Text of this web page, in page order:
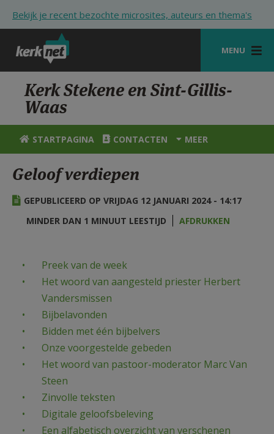
Bekijk je recent bezochte microsites, auteurs en thema's
MENU
STARTPAGINA
KERK
VIERINGEN
ZOEKEN
MIJN PAROCHIE
AANMELDEN OF REGISTREREN
Kerk Stekene en Sint-Gillis-
Waas
STARTPAGINA CONTACTEN MEER
Geloof verdiepen
GEPUBLICEERD OP VRIJDAG 12 JANUARI 2024 - 14:17
MINDER DAN 1 MINUUT LEESTIJD
AFDRUKKEN
Preek van de week
Het woord van aangesteld priester Herbert
Vandersmissen
Bijbelavonden
Bidden met één bijbelvers
Onze voorgestelde gebeden
Het woord van pastoor-moderator Marc Van
Steen
Zinvolle teksten
Digitale geloofsbeleving
Een alfabetisch overzicht van verschenen